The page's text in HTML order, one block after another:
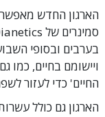
הארגון החדש
בערבים ובסופי
החיים' כדי לעזור
הארגון גם כולל